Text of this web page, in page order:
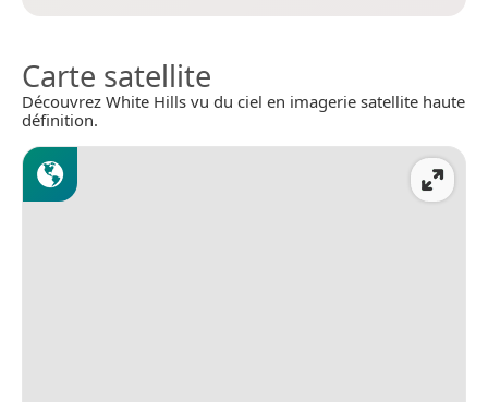
Carte satellite
Découvrez White Hills vu du ciel en imagerie satellite haute
définition.